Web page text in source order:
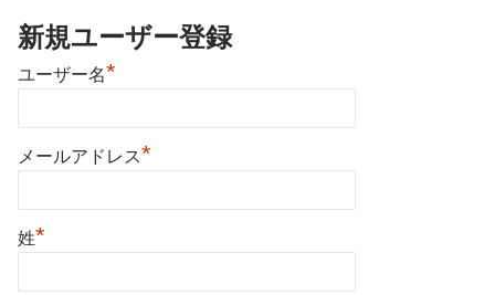
新規ユーザー登録
ユーザー名*
メールアドレス*
姓*